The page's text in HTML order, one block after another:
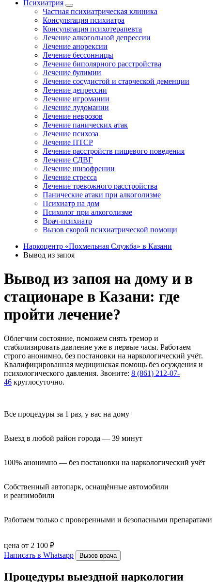
Психиатрия
Частная психиатрическая клиника
Консультация психиатра
Консультация психотерапевта
Лечение алкогольной депрессии
Лечение анорексии
Лечение бессонницы
Лечение биполярного расстройства
Лечение булимии
Лечение сосудистой и старческой деменции
Лечение депрессии
Лечение игромании
Лечение лудомании
Лечение неврозов
Лечение панических атак
Лечение психоза
Лечение ПТСР
Лечение расстройств пищевого поведения
Лечение СДВГ
Лечение шизофрении
Лечение стресса
Лечение тревожного расстройства
Панические атаки при алкоголизме
Психиатр на дом
Психолог при алкоголизме
Врач-психиатр
Вызов скорой психиатрической помощи
Наркоцентр «Похмельная Служба» в Казани
Вывод из запоя
Вывод из запоя на дому и в
стационаре в Казани: где
пройти лечение?
Облегчим состояние, поможем снять тремор и
стабилизировать давление уже в первые часы. Работаем
строго анонимно, без постановки на наркологический учёт.
Квалифицированная медицинская помощь без осуждения и
психологического давления. Звоните: 8 (861) 212-07-
46 круглосуточно.
Все процедуры за 1 раз, у вас на дому
Выезд в любой район города — 39 минут
100% анонимно — без постановки на наркологический учёт
Собственный автопарк, оснащённые автомобили
и реанимобили
Работаем только с проверенными и безопасными препаратами
цена от 2 100 ₽
Написать в Whatsapp
Вызов врача
Процедуры выездной наркологии